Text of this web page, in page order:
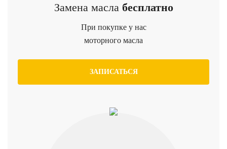
Замена масла бесплатно
При покупке у нас
моторного масла
ЗАПИСАТЬСЯ